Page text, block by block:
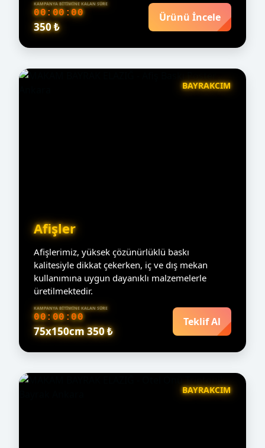
KAMPANYA BITIMINE KALAN SÜRE
00:00:00
350 ₺
Ürünü İncele
BAYRAKCIM
Afişler
Afişlerimiz, yüksek çözünürlüklü baskı
kalitesiyle dikkat çekerken, iç ve dış mekan
kullanımına uygun dayanıklı malzemelerle
üretilmektedir.
KAMPANYA BITIMINE KALAN SÜRE
00:00:00
75x150cm 350 ₺
Teklif Al
BAYRAKCIM